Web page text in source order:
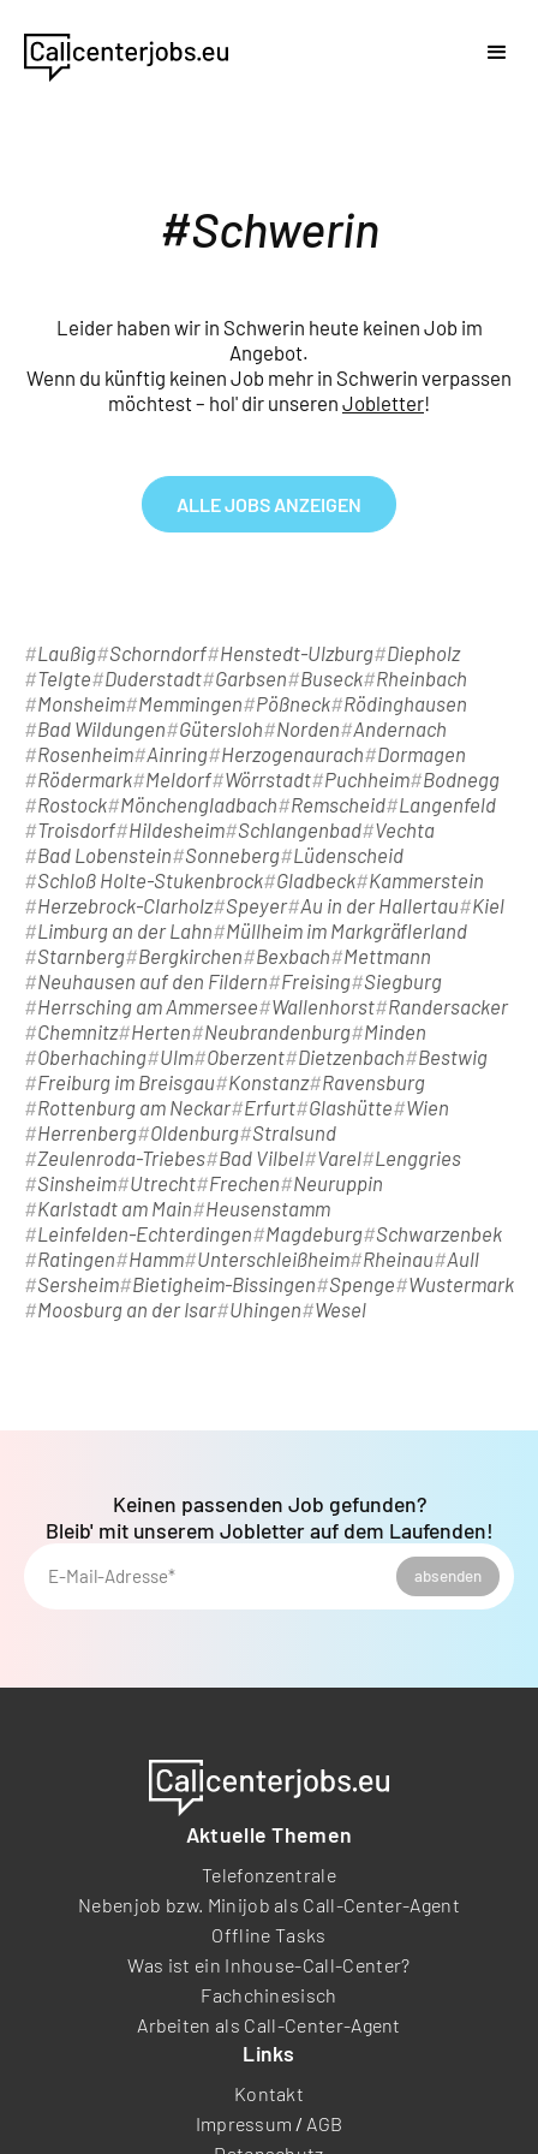
Schwerin
Leider haben wir in Schwerin heute keinen Job im
Angebot.
Wenn du künftig keinen Job mehr in Schwerin verpassen
möchtest – hol' dir unseren Jobletter!
ALLE JOBS ANZEIGEN
Laußig Schorndorf Henstedt-Ulzburg Diepholz
Telgte
Duderstadt Garbsen Buseck Rheinbach
Monsheim Memmingen Pößneck Rödinghausen
Bad Wildungen
Gütersloh Norden Andernach
Rosenheim Ainring Herzogenaurach
Dormagen
Rödermark Meldorf Wörrstadt Puchheim Bodnegg
Rostock Mönchengladbach Remscheid Langenfeld
Troisdorf Hildesheim Schlangenbad Vechta
Bad Lobenstein
Sonneberg Lüdenscheid
Schloß Holte-Stukenbrock Gladbeck Kammerstein
Herzebrock-Clarholz Speyer Au in der Hallertau
Kiel
Limburg an der Lahn
Müllheim im Markgräflerland
Starnberg Bergkirchen Bexbach
Mettmann
Neuhausen auf den Fildern
Freising Siegburg
Herrsching am Ammersee
Wallenhorst Randersacker
Chemnitz Herten Neubrandenburg Minden
Oberhaching Ulm Oberzent Dietzenbach
Bestwig
Freiburg im Breisgau
Konstanz Ravensburg
Rottenburg am Neckar Erfurt Glashütte
Wien
Herrenberg Oldenburg Stralsund
Zeulenroda-Triebes Bad Vilbel Varel Lenggries
Sinsheim Utrecht Frechen
Neuruppin
Karlstadt am Main
Heusenstamm
Leinfelden-Echterdingen
Magdeburg Schwarzenbek
Ratingen
Hamm Unterschleißheim Rheinau Aull
Sersheim Bietigheim-Bissingen Spenge
Wustermark
Moosburg an der Isar Uhingen Wesel
E-Mail-Adresse* absenden
Keinen passenden Job gefunden?
Bleib' mit unserem Jobletter auf dem Laufenden!
Aktuelle Themen
Telefonzentrale
Nebenjob bzw. Minijob als Call-Center-Agent
Offline Tasks
Was ist ein Inhouse-Call-Center?
Fachchinesisch
Arbeiten als Call-Center-Agent
Links
Kontakt
Impressum / AGB